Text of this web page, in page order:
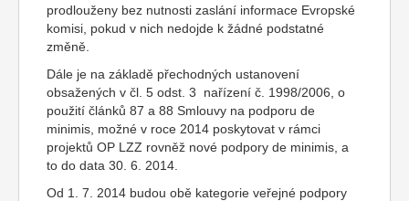
prodlouženy bez nutnosti zaslání informace Evropské
komisi, pokud v nich nedojde k žádné podstatné
změně.
Dále je na základě přechodných ustanovení
obsažených v čl. 5 odst. 3 nařízení č. 1998/2006, o
použití článků 87 a 88 Smlouvy na podporu de
minimis možné v roce 2014 poskytovat v rámci
projektů OP LZZ rovněž nové podpory de minimis a
to do data 30. 6. 2014.
Od 1. 7. 2014 budou obě kategorie veřejné podpory